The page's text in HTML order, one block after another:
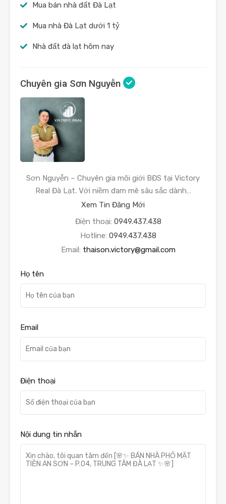
Mua bán nhà đất Đà Lạt
Mua nhà Đà Lạt dưới 1 tỷ
Nhà đất đà lạt hôm nay
Chuyên gia Sơn Nguyễn
Sơn Nguyễn – Chuyên gia môi giới BĐS tại Victory
Real Đà Lạt. Với niềm đam mê sâu sắc dành…
Xem Tin Đăng Mới
Điện thoại: 0949.437.438
Hotline: 0949.437.438
Email: thaison.victory@gmail.com
Họ tên
Email
Điện thoại
Nội dung tin nhắn